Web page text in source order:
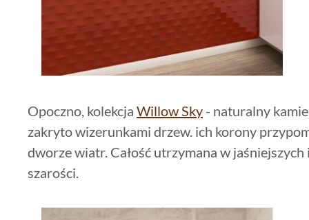
Opoczno, kolekcja Willow Sky - naturalny
zakryto wizerunkami drzew. ich korony
dworze wiatr. Całość utrzymana w
szarości.